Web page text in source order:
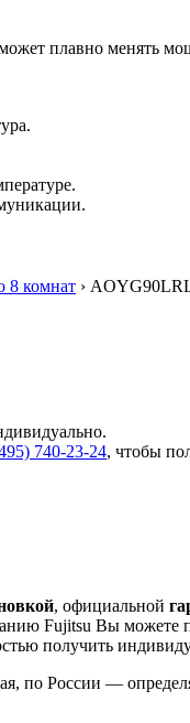
плавно менять
8 комнат ›
740-23-24, чтобы
, официальной
Fujitsu Вы можете
получить
по России —